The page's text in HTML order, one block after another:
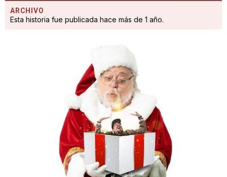
ARCHIVO
Esta historia fue publicada hace más de 1 año.